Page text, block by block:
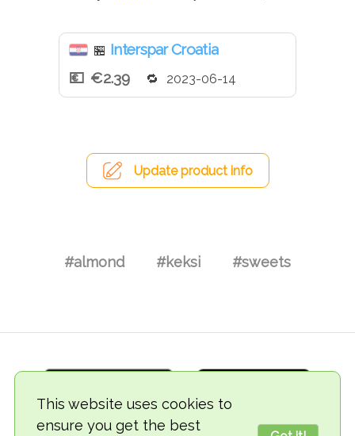
This website uses cookies to
ensure you get the best
🏪 Interspar Croatia
€2.39
2023-06-14
Update product info
#almond #keksi #sweets